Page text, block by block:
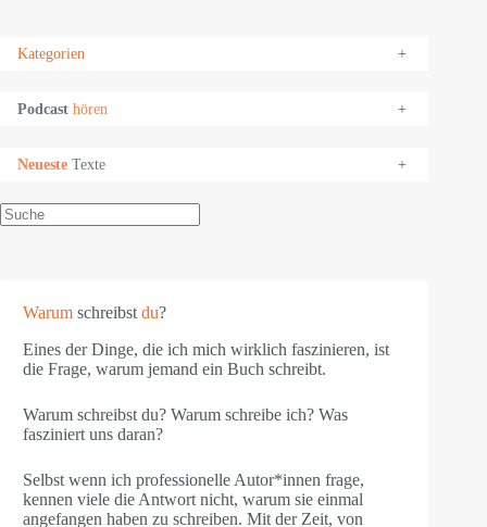
Warum schreibst du?
Eines der Dinge, die ich mich wirklich faszinieren, ist
die Frage, warum jemand ein Buch schreibt.
Warum schreibst du? Warum schreibe ich? Was
fasziniert uns daran?
Selbst wenn ich professionelle Autor*innen frage,
kennen viele die Antwort nicht, warum sie einmal
angefangen haben zu schreiben. Mit der Zeit, von
Kategorien +
Podcast hören +
Neueste Texte +
Suchen